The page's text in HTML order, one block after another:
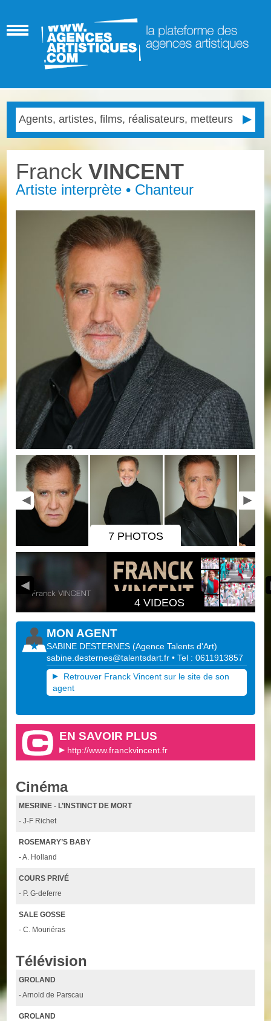
Franck VINCENT
Artiste interprète • Chanteur
7 PHOTOS
4 VIDEOS
MON AGENT
SABINE DESTERNES (Agence Talents d'Art)
sabine.desternes@talentsdart.fr • Tel : 0611913857
Retrouver Franck Vincent sur le site de son
agent
EN SAVOIR PLUS
http://www.franckvincent.fr
Cinéma
MESRINE - L’INSTINCT DE MORT
- J-F Richet
ROSEMARY’S BABY
- A. Holland
COURS PRIVÉ
- P. G-deferre
SALE GOSSE
- C. Mouriéras
Télévision
GROLAND
- Arnold de Parscau
GROLAND